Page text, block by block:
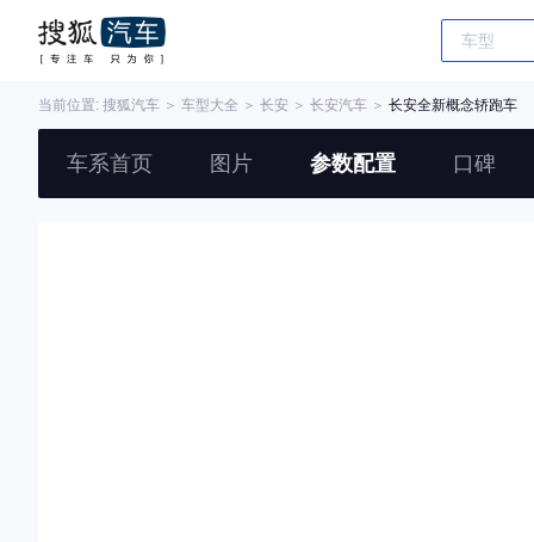
当前位置: 搜狐汽车 ＞ 车型大全 ＞ 长安 ＞ 长安汽车 ＞ 长安全新概念轿跑车
车系首页 图片 参数配置 口碑